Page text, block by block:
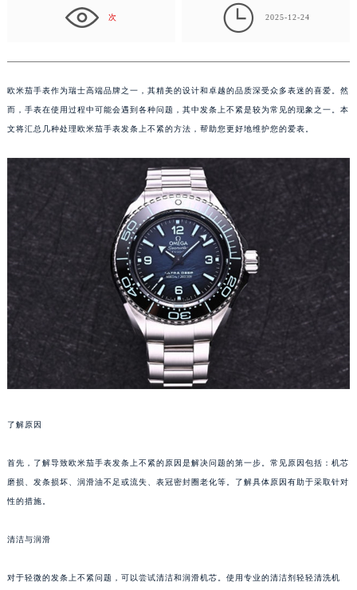
次  2025-12-24
欧米茄手表作为瑞士高端品牌之一，其精美的设计和卓越的品质深受众多表迷的喜爱。然
而，手表在使用过程中可能会遇到各种问题，其中发条上不紧是较为常见的现象之一。本
文将汇总几种处理欧米茄手表发条上不紧的方法，帮助您更好地维护您的爱表。
了解原因
首先，了解导致欧米茄手表发条上不紧的原因是解决问题的第一步。常见原因包括：机芯
磨损、发条损坏、润滑油不足或流失、表冠密封圈老化等。了解具体原因有助于采取针对
性的措施。
清洁与润滑
对于轻微的发条上不紧问题，可以尝试清洁和润滑机芯。使用专业的清洁剂轻轻清洗机